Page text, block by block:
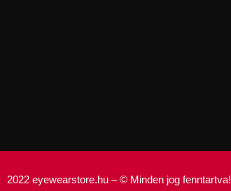
2022 eyewearstore.hu – © Minden jog fenntartva!